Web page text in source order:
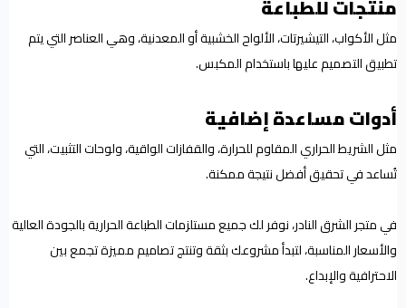
منتجات للطباعة
مثل الأكواب، التيشيرتات، الألواح الخشبية أو المعدنية، وهي العناصر التي يتم
تطبيق التصميم عليها باستخدام المكبس.
أدوات مساعدة إضافية
مثل الشريط الحراري المقاوم للحرارة، والقفازات الواقية، ولوحات التثبيت، التي
تُساعد في تحقيق أفضل نتيجة ممكنة.
في متجر الشرق النادر، نوفر لك جميع مستلزمات الطباعة الحرارية بالجودة العالية
والأسعار المناسبة، لتبدأ مشروعك بثقة وتنتج تصاميم مميزة تجمع بين
الاحترافية والإبداع.